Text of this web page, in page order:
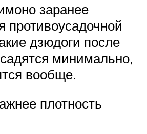
заранее
противоусадочной
дзюдоги после
минимально,
вообще.
плотность